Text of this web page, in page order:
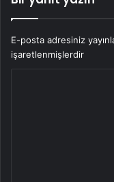
E-posta adresiniz
işaretlenmişlerdir